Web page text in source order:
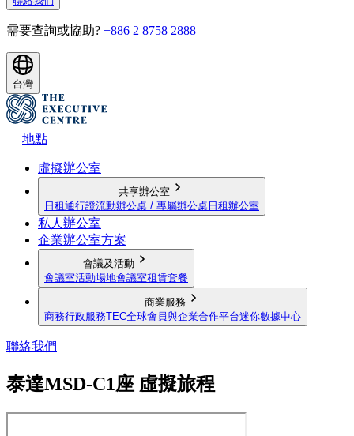
需要查詢或協助? +886 2 8758 2888
台灣
地點
虛擬辦公室
共享辦公室
日租通行證流動辦公桌 / 專屬辦公桌 日租辦公室
私人辦公室
企業辦公室方案
會議及活動
會議室活動場地會議室租賃套餐
商業服務
商務行政服務TEC全球會員與企業合作平台迷你數據中心
聯絡我們
泰達MSD-C1座 虛擬旅程